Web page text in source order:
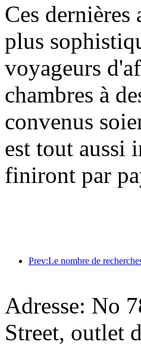
Ces dernières
plus
voyageurs
chambres à
convenus
est tout aussi
finiront par
Adresse: No
Street, outlet